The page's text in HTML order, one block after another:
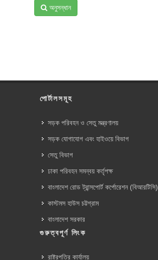
অনুসন্ধান
পোর্টালসমূহ
সড়ক পরিবহন ও সেতু মন্ত্রণালয়
সড়ক যোগাযোগ এবং হাইওয়ে বিভাগ
সেতু বিভাগ
ঢাকা পরিবহন সমন্বয় কর্তৃপক্ষ
বাংলাদেশ রোড ট্রান্সপোর্ট কর্পোরেশন (বিআরটিসি)
কাস্টমস হাউস চট্টগ্রাম
বাংলাদেশ সরকার
গুরুত্বপূর্ণ লিংক
রাষ্ট্রপতির কার্যালয়